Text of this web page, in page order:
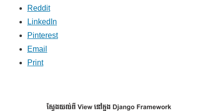
Reddit
LinkedIn
Pinterest
Email
Print